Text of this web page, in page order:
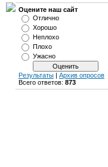
Оцените наш сайт
Отлично
Хорошо
Неплохо
Плохо
Ужасно
Результаты | Архив опросов
Всего ответов: 873